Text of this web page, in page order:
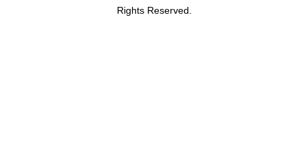
Rights Reserved.